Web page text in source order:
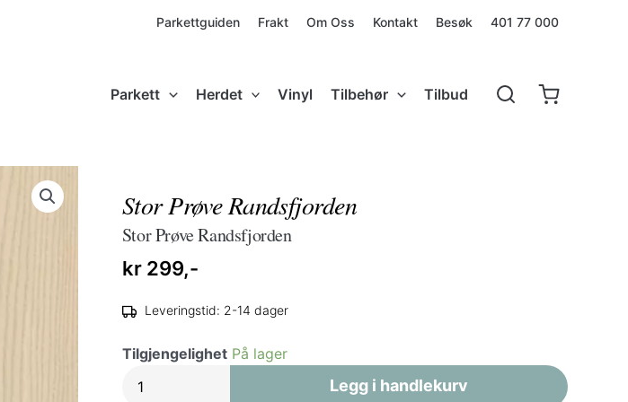
Parkettguiden Frakt Om Oss Kontakt Besøk 401 77 000
Parkett Herdet Vinyl Tilbehør Tilbud
Stor Prøve Randsfjorden
Stor Prøve Randsfjorden
kr299,-
Leveringstid: 2-14 dager
Tilgjengelighet På lager
Prøve
Legg i handlekurv